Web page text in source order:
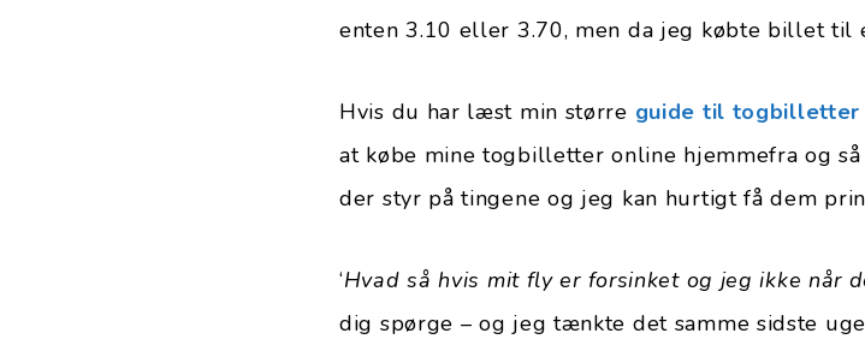
enten 3.10 eller 3.70, men da jeg købte billet til
Hvis du har læst min større guide til togbilletter
at købe mine togbilletter online hjemmefra og
der styr på tingene og jeg kan hurtigt få dem
‘Hvad så hvis mit fly er forsinket og jeg ikke når
dig spørge – og jeg tænkte det samme sidste